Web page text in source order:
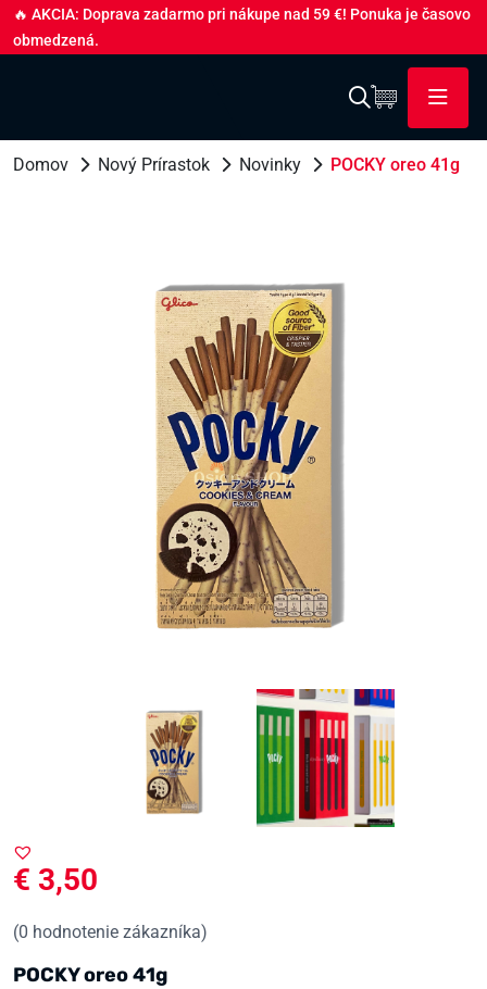
🔥 AKCIA: Doprava zadarmo pri nákupe nad 59 €! Ponuka je časovo
obmedzená.
Domov Nový Prírastok Novinky POCKY oreo 41g
€ 3,50
(0 hodnotenie zákazníka)
POCKY oreo 41g